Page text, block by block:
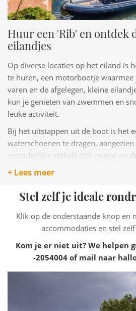
Huur een 'Rib' en ontdek
eilandjes
Op diverse locaties op het eiland is
te huren, een motorbootje waarmee
varen en de afgelegen, kleine
kun je genieten van zwemmen en
leuke activiteit.
Bij het uitstappen uit de boot is het
waterschoenen te dragen,
verraderlijke stekels zich overal op
+ Lees meer
Stel zelf je ideale
Klik op de onderstaande knop en
accommodaties en stel
Kom je er niet uit? We helpen
-2054004 of mail naar